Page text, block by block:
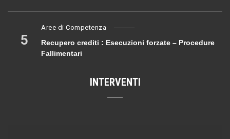
5
Aree di Competenza
Recupero crediti : Esecuzioni forzate – Procedure
Fallimentari
INTERVENTI